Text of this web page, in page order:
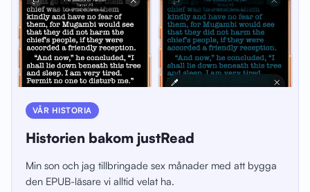
VÅR HISTORIA
Historien bakom justRead
Min son och jag tillbringade sex månader med att bygga
den EPUB-läsare vi alltid velat ha.